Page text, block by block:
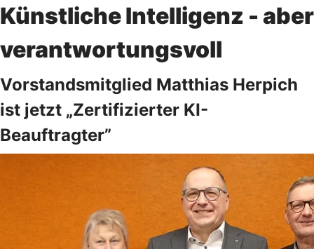
Künstliche Intelligenz - aber
verantwortungsvoll
Vorstandsmitglied Matthias Herpich
ist jetzt „Zertifizierter KI-
Beauftragter”